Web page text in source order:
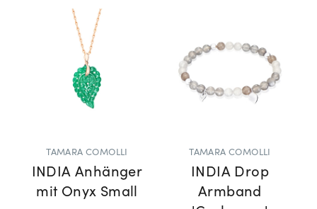
TAMARA COMOLLI
INDIA Anhänger
mit Onyx Small
TAMARA COMOLLI
INDIA Drop
Armband